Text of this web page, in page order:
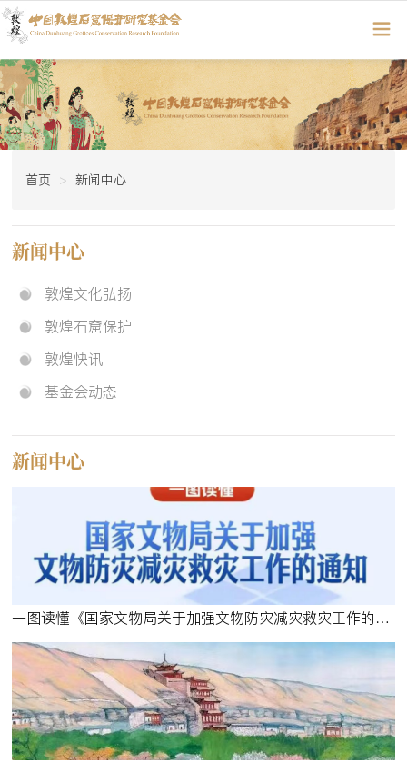
首页 新闻中心
新闻中心
敦煌文化弘扬
敦煌石窟保护
敦煌快讯
基金会动态
新闻中心
一图读懂《国家文物局关于加强文物防灾减灾救灾工作的通知》